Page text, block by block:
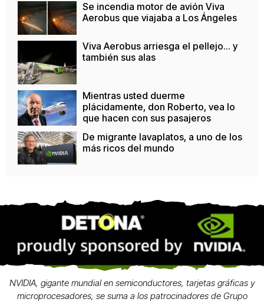
Se incendia motor de avión Viva
Aerobus que viajaba a Los Ángeles
Viva Aerobus arriesga el pellejo... y
también sus alas
Mientras usted duerme
plácidamente, don Roberto, vea lo
que hacen con sus pasajeros
De migrante lavaplatos, a uno de los
más ricos del mundo
NVIDIA, gigante mundial en semiconductores, tarjetas gráficas y
microprocesadores, se suma a los patrocinadores de Grupo